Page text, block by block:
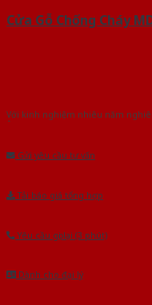
Cửa Gỗ Chống Cháy
Với kinh nghiệm nhiêu năm
Gửi yêu cầu tư vấn
Tải báo giá tổng hợp
Yêu cầu gọi lại (3 phút)
Dành cho đại lý